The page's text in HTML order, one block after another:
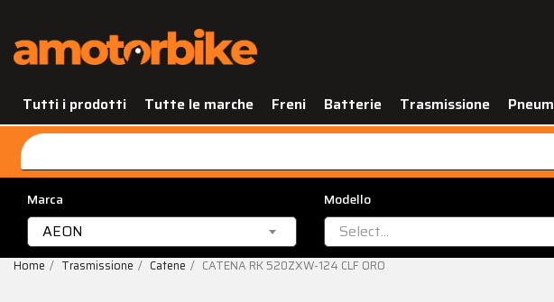
Tutti i prodotti Tutte le marche Freni Batterie Trasmissione
Marca
AEON
Modello
Select...
Home Trasmissione Catene CATENA RK 520ZXW-124 CLF ORO